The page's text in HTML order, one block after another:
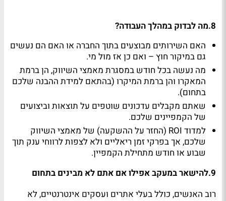
8. מה לבדוק במהלך העבודה?
האם השירותים מבוצעים בתוך החברה או האם הם נעשים
גם במיקור חוץ – ואם כן אז מול מי.
מה נעשה בכל חודש במסגרת מאמצי השיווק, הן ברמת
המאקרו והן ברמת המיקרו (בהתאם למידת ההבנה שלכם
בתחום).
שאתם מקבלים עדכונים שוטפים על תוצאות וביצועים
של הקמפיינים שלכם.
למדוד ROI (החזר על ההשקעה) של מאמצי השיווק
שלכם, אך בפרקי זמן ריאליים ולא לצפות לרווחי ענק תוך
שבוע או חודש מתחילת הקמפיין.
9. להישאר במעקב אפילו אם אתם לא מבינים בתחום
רוב האנשים, כולל בעלי אתרים ועסקים אינטרנטיים, לא